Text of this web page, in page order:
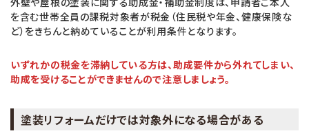
を含む世帯全員の課税対象者が税金（住民税や年金、健康保険な
ど）をきちんと納めていることが利用条件となります。
いずれかの税金を滞納している方は、助成要件から外れてしまい、
助成を受けることができませんので注意しましょう。
塗装リフォームだけでは対象外になる場合がある